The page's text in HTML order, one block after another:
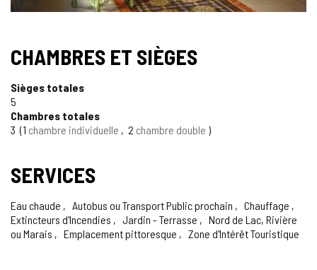
CHAMBRES ET SIÈGES
Sièges totales
5
Chambres totales
3
1 chambre individuelle 2 chambre double
SERVICES
Eau chaude Autobus ou Transport Public prochain
Chauffage
Extincteurs d'Incendies
Jardin - Terrasse
Nord de Lac, Rivière
ou Marais
Emplacement pittoresque Zone d'Intérêt Touristique